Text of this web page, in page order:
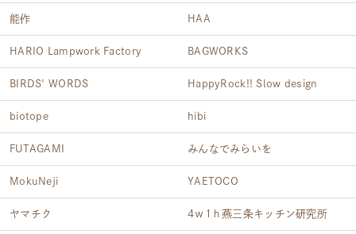
能作 HAA
HARIO Lampwork Factory BAGWORKS
BIRDS' WORDS HappyRock!! Slow design
biotope hibi
FUTAGAMI みんなでみらいを
MokuNeji YAETOCO
ヤマチク 4ｗ1ｈ燕三条キッチン研究所